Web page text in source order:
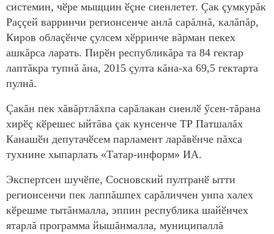
системин, чӗре мыщцин ӗçне сиенлетет. Çак çумкурăк
Раççей варринчи регионсенче анлă сарăлнă, калăпăр,
Киров облаçӗнче çулсем хӗрринче вăрман пекех
ашкăрса ларать. Пирӗн республикăра та 84 гектар
лаптăкра тупнă ăна, 2015 çулта кăна-ха 69,5 гектарта
пулнă.
Çакăн пек хăвăртлăхпа сарăлакан сиенлӗ ӳсен-тăрана
хирӗç кӗрешес ыйтăва çак кунсенче ТР Патшалăх
Канашӗн депутачӗсем парламент ларăвӗнче пăхса
тухнине хыпарлать «Татар-информ» ИА.
Экспертсен шучӗпе, Сосновский пултранӗ ытти
регионсенчи пек лаппăшпех сарăличчен унпа халех
кӗрешме тытăнмалла, эппин республика шайӗнчех
ятарлă программа йышăнмалла, муниципаллă